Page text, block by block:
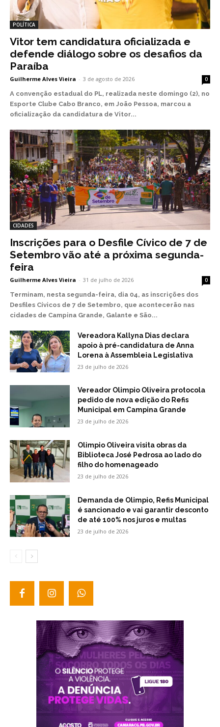
POLÍTICA
Vitor tem candidatura oficializada e
defende diálogo sobre os desafios da
Paraíba
Guilherme Alves Vieira - 3 de agosto de 2026 0
A convenção estadual do PL, realizada neste domingo (2), no
Esporte Clube Cabo Branco, em João Pessoa, marcou a
oficialização da candidatura de Vitor...
CIDADES
Inscrições para o Desfile Cívico de 7 de
Setembro vão até a próxima segunda-
feira
Guilherme Alves Vieira - 31 de julho de 2026 0
Terminam, nesta segunda-feira, dia 04, as inscrições dos
Desfiles Cívicos de 7 de Setembro, que acontecerão nas
cidades de Campina Grande, Galante e São...
Vereadora Kallyna Dias declara
apoio à pré-candidatura de Anna
Lorena à Assembleia Legislativa
23 de julho de 2026
Vereador Olimpio Oliveira protocola
pedido de nova edição do Refis
Municipal em Campina Grande
23 de julho de 2026
Olimpio Oliveira visita obras da
Biblioteca José Pedrosa ao lado do
filho do homenageado
23 de julho de 2026
Demanda de Olimpio, Refis Municipal
é sancionado e vai garantir desconto
de até 100% nos juros e multas
23 de julho de 2026